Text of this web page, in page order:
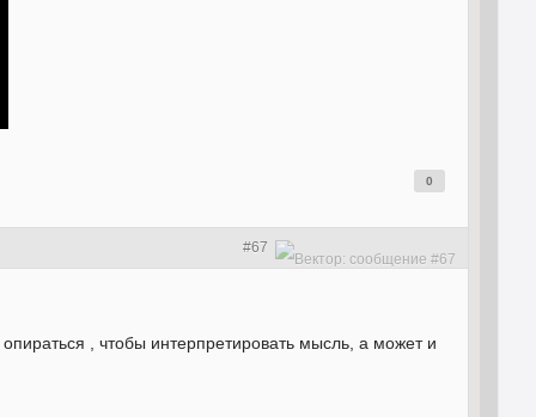
0
#67
, чтобы интерпретировать мысль, а может и